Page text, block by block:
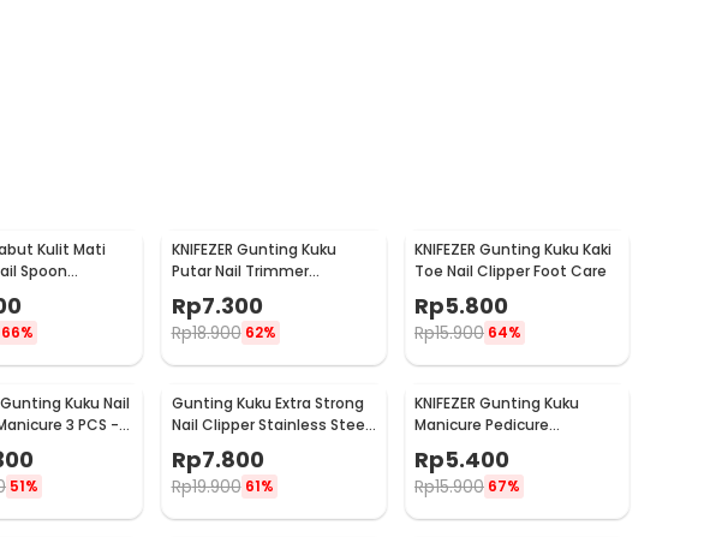
Kulit Mati
Spoon
66%
KNIFEZER Gunting Kuku
Putar Nail Trimmer
Manicure - MZ-017
Rp7.300
Rp18.900 62%
KNIFEZER Gunting Kuku Kaki
Toe Nail Clipper Foot Care
Rp5.800
Rp15.900 64%
Kuku Nail
3 PCS -
51%
Gunting Kuku Extra Strong
Nail Clipper Stainless Steel
Rp7.800
Rp19.900 61%
KNIFEZER Gunting Kuku
Manicure Pedicure
Steel - Y-02ZJQ
Rp5.400
Rp15.900 67%